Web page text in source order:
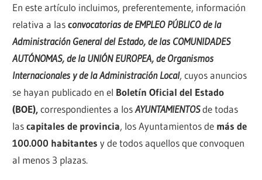
En este artículo incluimos, preferentemente, información
relativa a lasconvocatorias de EMPLEO PÚBLICO de la
Administración General del Estado, de las COMUNIDADES
AUTÓNOMAS, de la UNIÓN EUROPEA, de Organismos
Internacionales y de la Administración Local, cuyos anuncios
se hayan publicado en el Boletín Oficial del Estado
(BOE),correspondientes a losAYUNTAMIENTOSde todas
lascapitales de provincia, los Ayuntamientos de más de
100.000 habitantes y de todos aquellos que convoquen
al menos 3 plazas.